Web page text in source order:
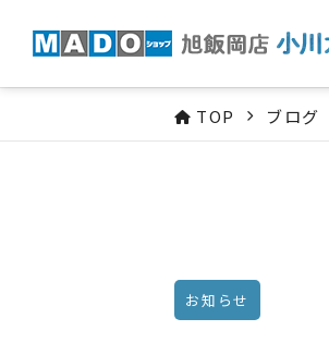
TOP ブログ
お知らせ